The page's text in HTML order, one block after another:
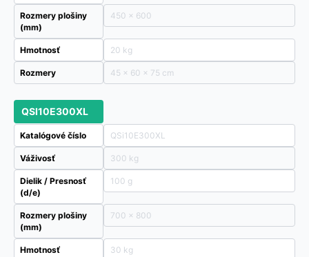
Rozmery plošiny
(mm)
450 x 600
Hmotnosť 20 kg
Rozmery 45 × 60 × 75 cm
QSI10E300XL
Katalógové číslo QSi10E300XL
Váživosť 300 kg
Dielik / Presnosť
(d/e)
100 g
Rozmery plošiny
(mm)
700 x 800
Hmotnosť 30 kg